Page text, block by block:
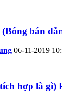
bán
06-11-2019
hợp là gì)